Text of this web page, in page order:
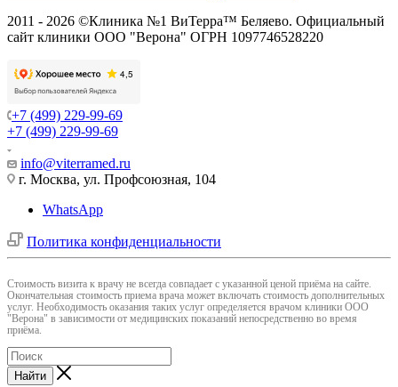
2011 - 2026 ©Клиника №1 ВиТерра™ Беляево. Официальный
сайт клиники ООО "Верона" ОГРН 1097746528220
+7 (499) 229-99-69
+7 (499) 229-99-69
info@viterramed.ru
г. Москва, ул. Профсоюзная, 104
WhatsApp
Политика конфиденциальности
Cтоимость визита к врачу не всегда совпадает с указанной ценой приёма на сайте.
Окончательная стоимость приема врача может включать стоимость дополнительных
услуг. Необходимость оказания таких услуг определяется врачом клиники ООО
"Верона" в зависимости от медицинских показаний непосредственно во время
приёма.
Найти